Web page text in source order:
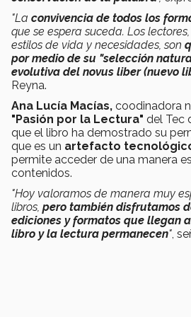
"La convivencia de todos los
que se espera suceda. Los
estilos de vida y necesidades, son
por medio de su "selección
evolutiva del novus liber (nuevo
Reyna.
Ana Lucía Macías, coodinadora
"Pasión por la Lectura" del Tec
que el libro ha demostrado su
que es un artefacto
permite acceder de una manera
contenidos.
"Hoy valoramos de manera muy
libros, pero también disfrutamos
ediciones y formatos que llegan
libro y la lectura permanecen" ,